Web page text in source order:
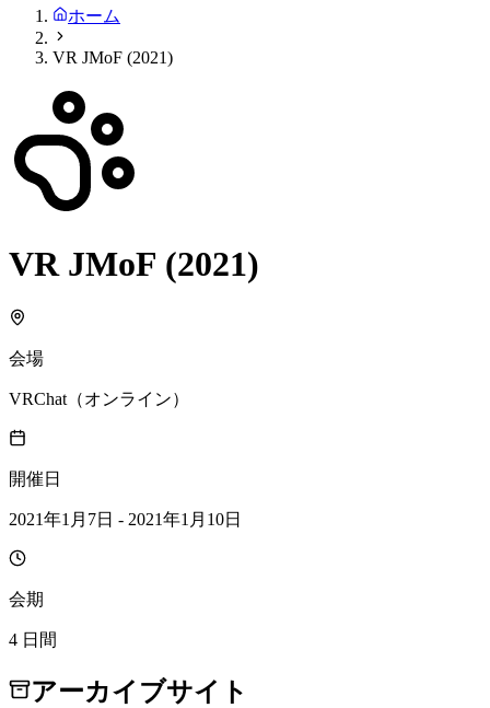
ホーム
VR JMoF (2021)
VR JMoF (2021)
会場
VRChat（オンライン）
開催日
2021年1月7日 - 2021年1月10日
会期
4 日間
アーカイブサイト